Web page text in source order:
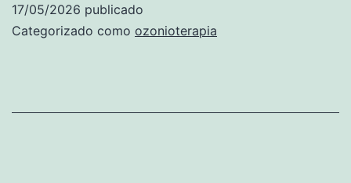
ozonioterapia
17/05/2026 publicado
Categorizado como ozonioterapia